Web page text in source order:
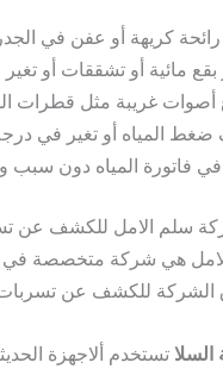
كريهة أو عفن في
مائية أو تشققات أو
غريبة مثل قطرات
المياه أو تغير في درجة
في فاتورة المياه دون
سلم الامل للكشف عن
هي شركة متخصصة في
للكشف عن تسربات
تستخدم ألاجهزة